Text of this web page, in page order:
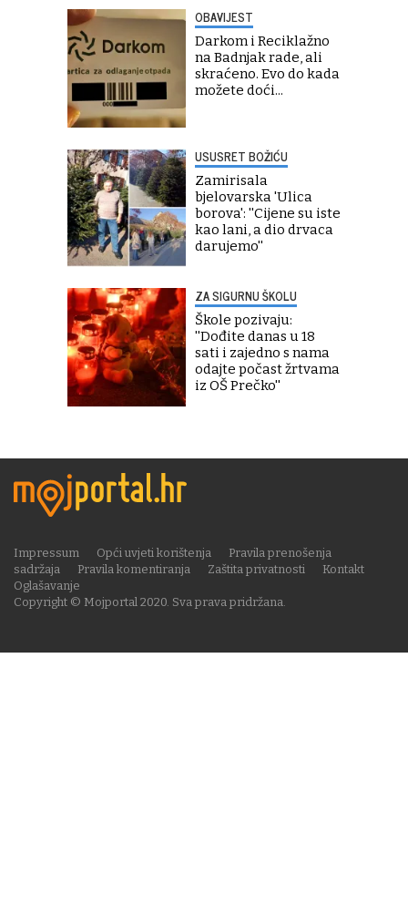
OBAVIJEST
Darkom i Reciklažno
na Badnjak rade, ali
skraćeno. Evo do kada
možete doći...
USUSRET BOŽIĆU
Zamirisala
bjelovarska 'Ulica
borova': ''Cijene su iste
kao lani, a dio drvaca
darujemo''
ZA SIGURNU ŠKOLU
Škole pozivaju:
''Dođite danas u 18
sati i zajedno s nama
odajte počast žrtvama
iz OŠ Prečko''
Copyright © Mojportal 2020. Sva prava pridržana.
Impressum Opći uvjeti korištenja
Pravila prenošenja
sadržaja
Pravila komentiranja Zaštita privatnosti
Kontakt
Oglašavanje